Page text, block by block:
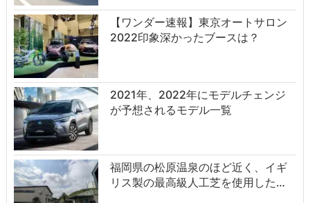
【ワンダー速報】東京オートサロン
2022印象深かったブースは？
2021年、2022年にモデルチェンジ
が予想されるモデル一覧
福岡県の松原温泉のほど近く、イギ
リス製の最高級人工芝を使用した…